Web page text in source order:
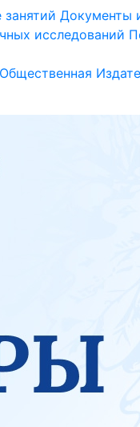
занятий Документы
исследований
Общественная